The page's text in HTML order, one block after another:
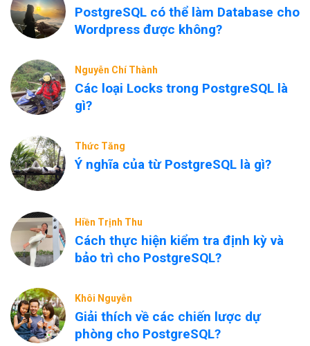
PostgreSQL có thể làm Database cho
Wordpress được không?
Nguyễn Chí Thành
Các loại Locks trong PostgreSQL là
gì?
Thức Tăng
Ý nghĩa của từ PostgreSQL là gì?
Hiền Trịnh Thu
Cách thực hiện kiểm tra định kỳ và
bảo trì cho PostgreSQL?
Khôi Nguyễn
Giải thích về các chiến lược dự
phòng cho PostgreSQL?